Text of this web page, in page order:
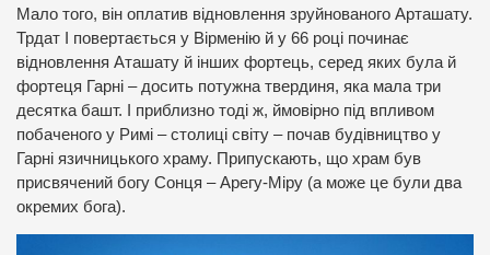
Мало того, він оплатив відновлення зруйнованого Арташату.
Трдат І повертається у Вірменію й у 66 році починає
відновлення Аташату й інших фортець, серед яких була й
фортеця Гарні – досить потужна твердиня, яка мала три
десятка башт. І приблизно тоді ж, ймовірно під впливом
побаченого у Римі – столиці світу – почав будівництво у
Гарні язичницького храму. Припускають, що храм був
присвячений богу Сонця – Арегу-Міру (а може це були два
окремих бога).